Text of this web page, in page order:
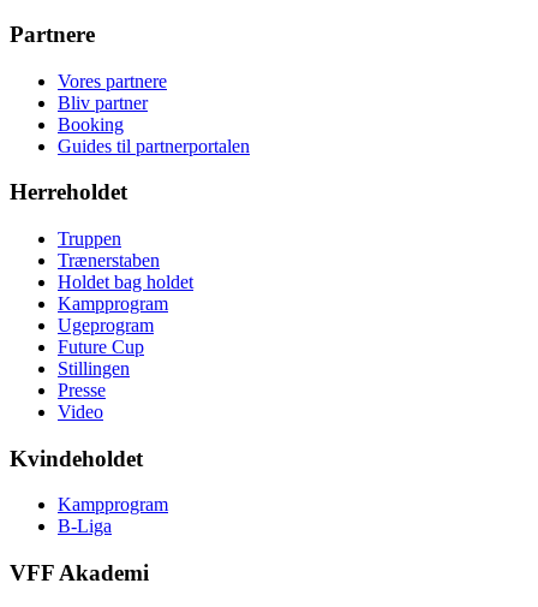
Partnere
Vores partnere
Bliv partner
Booking
Guides til partnerportalen
Herreholdet
Truppen
Trænerstaben
Holdet bag holdet
Kampprogram
Ugeprogram
Future Cup
Stillingen
Presse
Video
Kvindeholdet
Kampprogram
B-Liga
VFF Akademi